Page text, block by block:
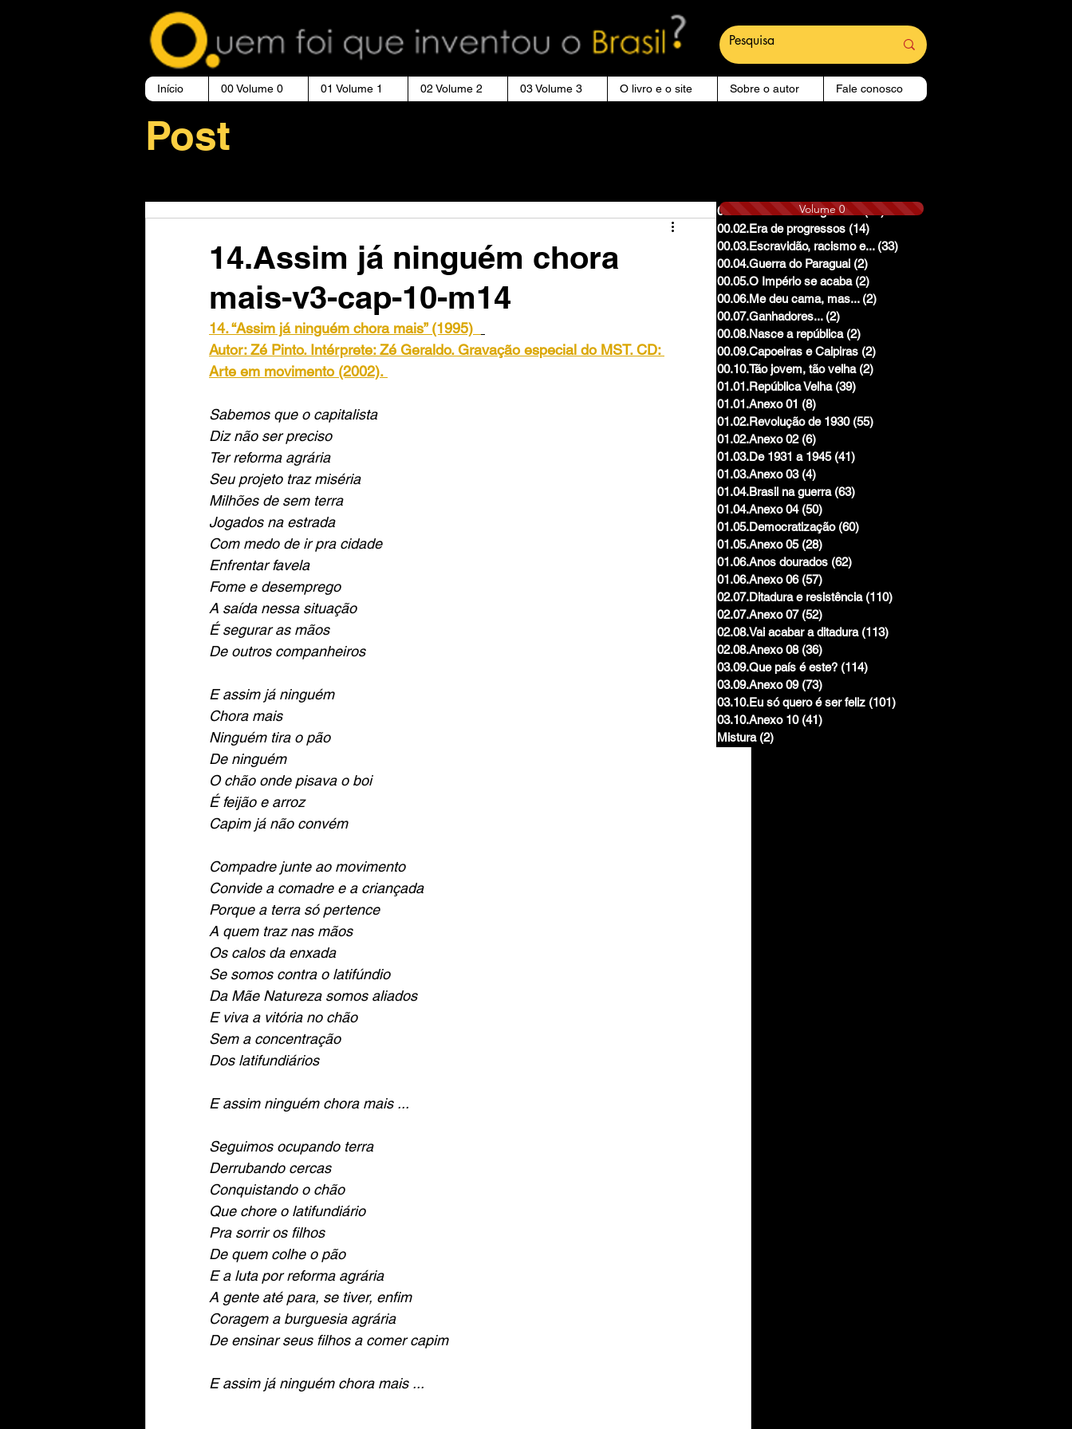
Início 00 Volume 0 01 Volume 1 02 Volume 2 03 Volume 3 O livro e o site Sobre o autor Fale conosco
Post
14.Assim já ninguém chora
mais-v3-cap-10-m14
14. “Assim já ninguém chora mais” (1995)
Autor: Zé Pinto. Intérprete: Zé Geraldo. Gravação especial do MST. CD:
Arte em movimento (2002).
Sabemos que o capitalista
Diz não ser preciso
Ter reforma agrária
Seu projeto traz miséria
Milhões de sem terra
Jogados na estrada
Com medo de ir pra cidade
Enfrentar favela
Fome e desemprego
A saída nessa situação
É segurar as mãos
De outros companheiros
E assim já ninguém
Chora mais
Ninguém tira o pão
De ninguém
O chão onde pisava o boi
É feijão e arroz
Capim já não convém
Compadre junte ao movimento
Convide a comadre e a criançada
Porque a terra só pertence
A quem traz nas mãos
Os calos da enxada
Se somos contra o latifúndio
Da Mãe Natureza somos aliados
E viva a vitória no chão
Sem a concentração
Dos latifundiários
E assim ninguém chora mais ...
Seguimos ocupando terra
Derrubando cercas
Conquistando o chão
Que chore o latifundiário
Pra sorrir os filhos
De quem colhe o pão
E a luta por reforma agrária
A gente até para, se tiver, enfim
Coragem a burguesia agrária
De ensinar seus filhos a comer capim
E assim já ninguém chora mais ...
00.01.Reinado e Regencias
14 posts
00.02.Era de progressos (14)
00.03.Escravidão, racismo e... (33)
00.04.Guerra do Paraguai (2)
00.05.O Império se acaba (2)
00.06.Me deu cama, mas... (2)
00.07.Ganhadores... (2)
00.08.Nasce a república (2)
00.09.Capoeiras e Caipiras (2)
00.10.Tão jovem, tão velha (2)
01.01.República Velha (39)
01.01.Anexo 01 (8)
01.02.Revolução de 1930 (55)
01.02.Anexo 02 (6)
01.03.De 1931 a 1945 (41)
01.03.Anexo 03 (4)
01.04.Brasil na guerra (63)
01.04.Anexo 04 (50)
01.05.Democratização (60)
01.05.Anexo 05 (28)
01.06.Anos dourados (62)
01.06.Anexo 06 (57)
02.07.Ditadura e resistência (110)
02.07.Anexo 07 (52)
02.08.Vai acabar a ditadura (113)
02.08.Anexo 08 (36)
03.09.Que país é este? (114)
03.09.Anexo 09 (73)
03.10.Eu só quero é ser feliz (101)
03.10.Anexo 10 (41)
Mistura (2)
Volume 0